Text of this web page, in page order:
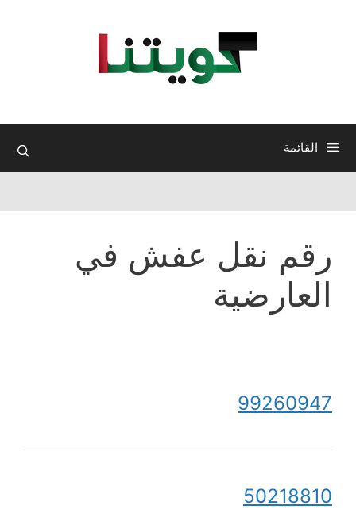
القائمة
رقم نقل عفش في
العارضية
99260947
50218810